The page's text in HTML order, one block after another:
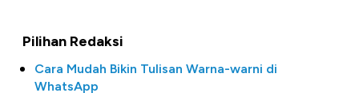
Pilihan Redaksi
Cara Mudah Bikin Tulisan Warna-warni di
WhatsApp